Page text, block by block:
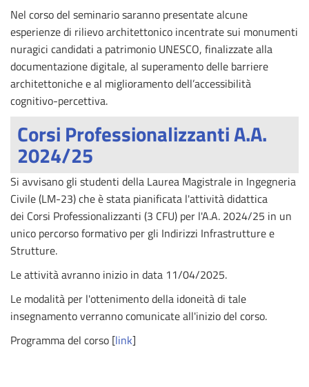
Nel corso del seminario saranno presentate alcune
esperienze di rilievo architettonico incentrate sui monumenti
nuragici candidati a patrimonio UNESCO, finalizzate alla
documentazione digitale, al superamento delle barriere
architettoniche e al miglioramento dell’accessibilità
cognitivo-percettiva.
Corsi Professionalizzanti A.A.
2024/25
Si avvisano gli studenti della Laurea Magistrale in Ingegneria
Civile (LM-23) che è stata pianificata l'attività didattica
dei Corsi Professionalizzanti (3 CFU) per l'A.A. 2024/25 in un
unico percorso formativo per gli Indirizzi Infrastrutture e
Strutture.
Le attività avranno inizio in data 11/04/2025.
Le modalità per l'ottenimento della idoneità di tale
insegnamento verranno comunicate all'inizio del corso.
Programma del corso [link]